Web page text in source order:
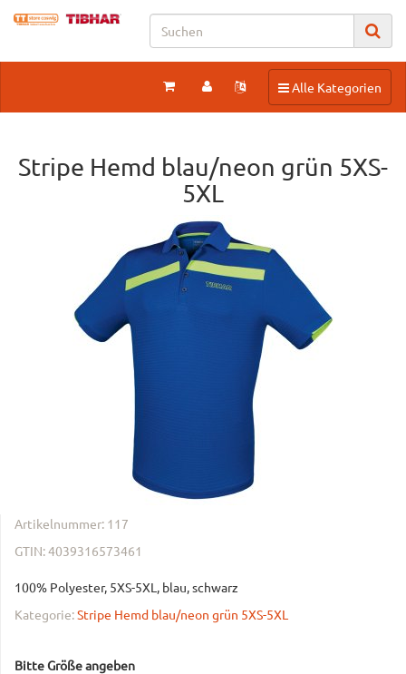
Toggle navigation
Alle Kategorien
Stripe Hemd blau/neon grün 5XS-
5XL
Artikelnummer: 117
GTIN:4039316573461
100% Polyester, 5XS-5XL, blau, schwarz
Kategorie:Stripe Hemd blau/neon grün 5XS-5XL
Bitte Größe angeben